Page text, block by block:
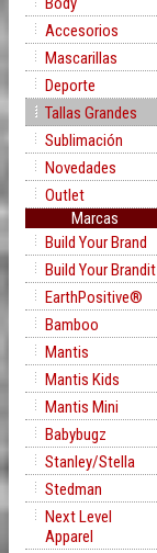
Accesorios
Mascarillas
Deporte
Tallas Grandes
Sublimación
Novedades
Outlet
Marcas
Build Your Brand
Build Your Brandit
EarthPositive®
Bamboo
Mantis
Mantis Kids
Mantis Mini
Babybugz
Stanley/Stella
Stedman
Next Level
Apparel